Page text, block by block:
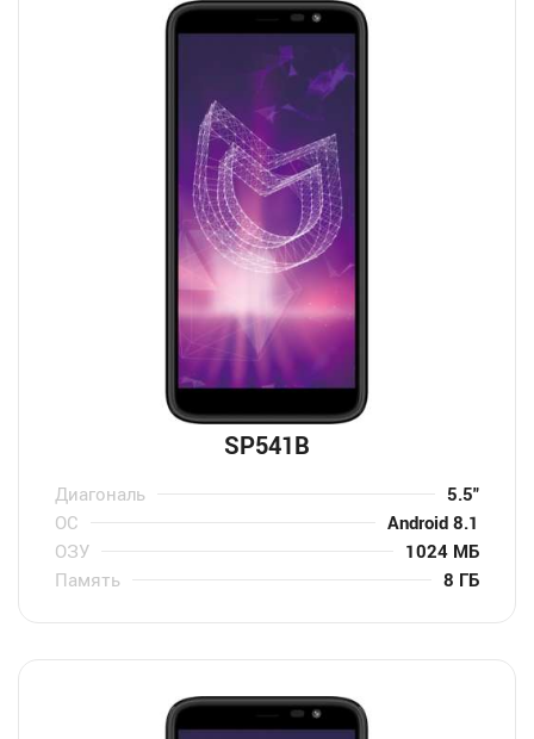
SP541B
Диагональ
5.5″
ОС
Android 8.1
ОЗУ
1024 МБ
Память
8 ГБ